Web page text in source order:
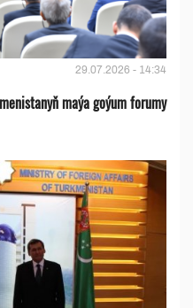
29.07.2026 - 14:34
maýa goýum forumy